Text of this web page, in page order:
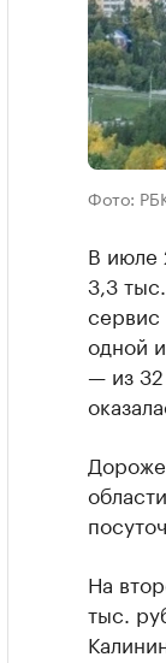
Фото:
В июле
3,3
сервис
одной
— из 32
На
тыс.